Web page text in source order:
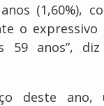
(1,60%),
o expressivo
59 anos”,
deste ano,